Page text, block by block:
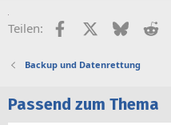
Teilen: FacebookX (Twitter)
Bluesky
Backup und Datenrettung
Passend zum Thema